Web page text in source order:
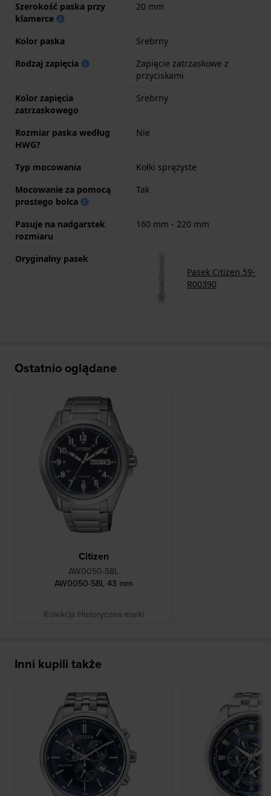
Szerokość paska przy
klamerce
20 mm
Kolor paska
Srebrny
Rodzaj zapięcia
Zapięcie zatrzaskowe z
przyciskami
Kolor zapięcia
zatrzaskowego
Srebrny
Rozmiar paska według
HWG?
Nie
Typ mocowania
Kołki sprężyste
Mocowanie za pomocą
prostego bolca
Tak
Pasuje na nadgarstek
rozmiaru
160 mm - 220 mm
Oryginalny pasek
Pasek Citizen 59-
R00390
Ostatnio oglądane
Citizen
AW0050-58L
AW0050-58L 43 mm
Kolekcja Historyczna marki
Inni kupili także